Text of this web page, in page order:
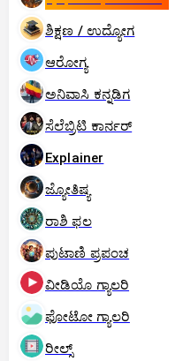
ಶಿಕ್ಷಣ / ಉದ್ಯೋಗ
ಆರೋಗ್ಯ
ಅನಿವಾಸಿ ಕನ್ನಡಿಗ
ಸೆಲೆಬ್ರಿಟಿ ಕಾರ್ನರ್‌
Explainer
ಜ್ಯೋತಿಷ್ಯ
ರಾಶಿ ಫಲ
ಪುಟಾಣಿ ಪ್ರಪಂಚ
ವೀಡಿಯೊ ಗ್ಯಾಲರಿ
ಫೋಟೋ ಗ್ಯಾಲರಿ
ರೀಲ್ಸ್